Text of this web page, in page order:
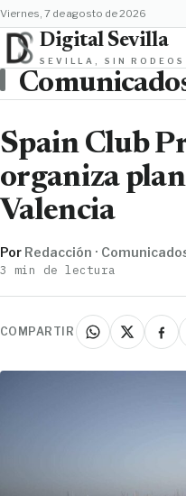
viernes, 7 de agosto de 2026
Digital Sevilla
SEVILLA, SIN RODEOS
Spain Club
organiza
Valencia
Por Redacción ·
3 min de lectura
COMPARTIR